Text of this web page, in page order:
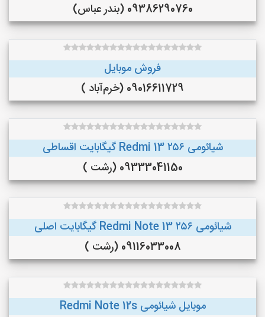
09386290760 (بندر عباس)
فروش موبایل
09016611729 (خرم‌آباد )
شیائومی Redmi 13 ۲۵۶ گیگابایت اقساطی
09333041150 (رشت )
شیائومی Redmi Note 13 ۲۵۶ گیگابایت اصلی
09116033008 (رشت )
موبایل شیائومی Redmi Note 12s